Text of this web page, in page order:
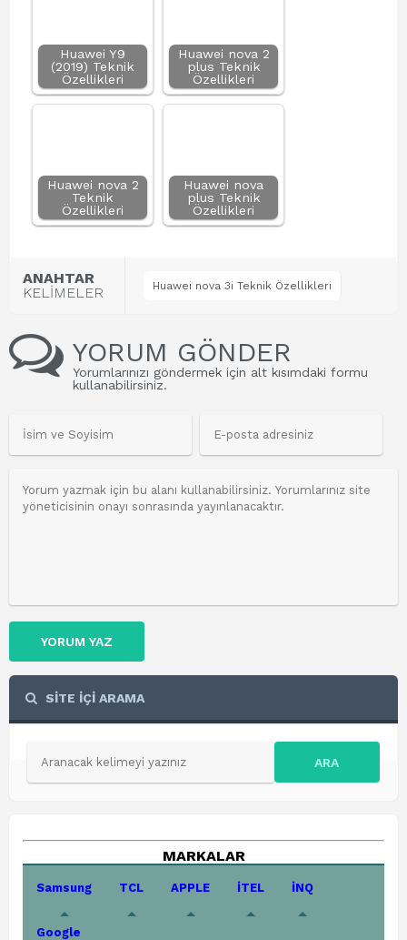
Huawei Y9
(2019) Teknik
Özellikleri
Huawei nova 2
plus Teknik
Özellikleri
Huawei nova 2
Teknik
Özellikleri
Huawei nova
plus Teknik
Özellikleri
ANAHTAR
KELİMELER
Huawei nova 3i Teknik Özellikleri
YORUM GÖNDER
Yorumlarınızı göndermek için alt kısımdaki formu
kullanabilirsiniz.
YORUM YAZ
SİTE İÇİ ARAMA
ARA
MARKALAR
Samsung TCL APPLE İTEL İNQ
Google